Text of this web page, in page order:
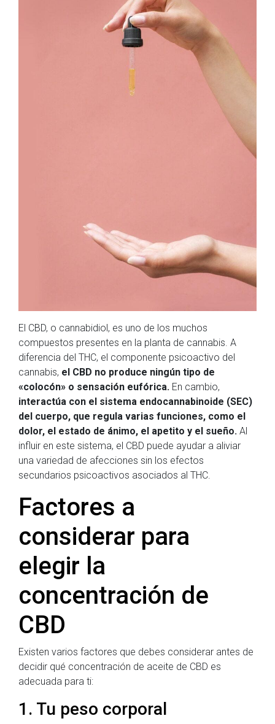
El CBD, o cannabidiol, es uno de los muchos
compuestos presentes en la planta de cannabis. A
diferencia del THC, el componente psicoactivo del
cannabis, el CBD no produce ningún tipo de
«colocón» o sensación eufórica. En cambio,
interactúa con el sistema endocannabinoide (SEC)
del cuerpo, que regula varias funciones, como el
dolor, el estado de ánimo, el apetito y el sueño. Al
influir en este sistema, el CBD puede ayudar a aliviar
una variedad de afecciones sin los efectos
secundarios psicoactivos asociados al THC.
Factores a
considerar para
elegir la
concentración de
CBD
Existen varios factores que debes considerar antes de
decidir qué concentración de aceite de CBD es
adecuada para ti:
1. Tu peso corporal